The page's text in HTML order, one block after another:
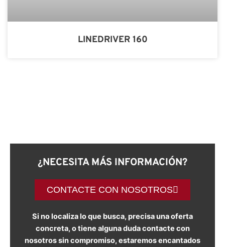
LINEDRIVER 160
¿NECESITA MÁS INFORMACIÓN?
CONTACTE CON NOSOTROS
Si no localiza lo que busca, precisa una oferta
concreta, o tiene alguna duda contacte con
nosotros sin compromiso, estaremos encantados